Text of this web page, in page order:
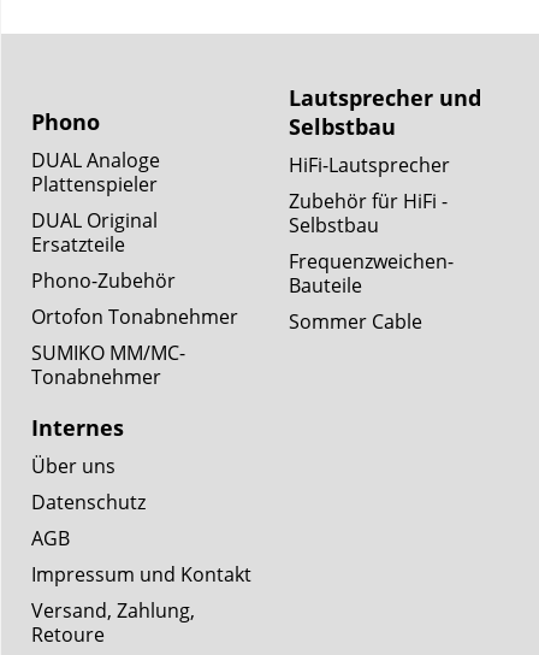
Lautsprecher und
Selbstbau
HiFi-Lautsprecher
Zubehör für HiFi -
Selbstbau
Frequenzweichen-
Bauteile
Sommer Cable
Phono
DUAL Analoge
Plattenspieler
DUAL Original
Ersatzteile
Phono-Zubehör
Ortofon Tonabnehmer
SUMIKO MM/MC-
Tonabnehmer
Internes
Über uns
Datenschutz
AGB
Impressum und Kontakt
Versand, Zahlung,
Retoure